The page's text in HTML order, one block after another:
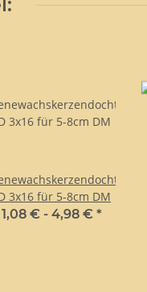
3x16 für 5-8cm DM
1,08 € - 4,98 € *